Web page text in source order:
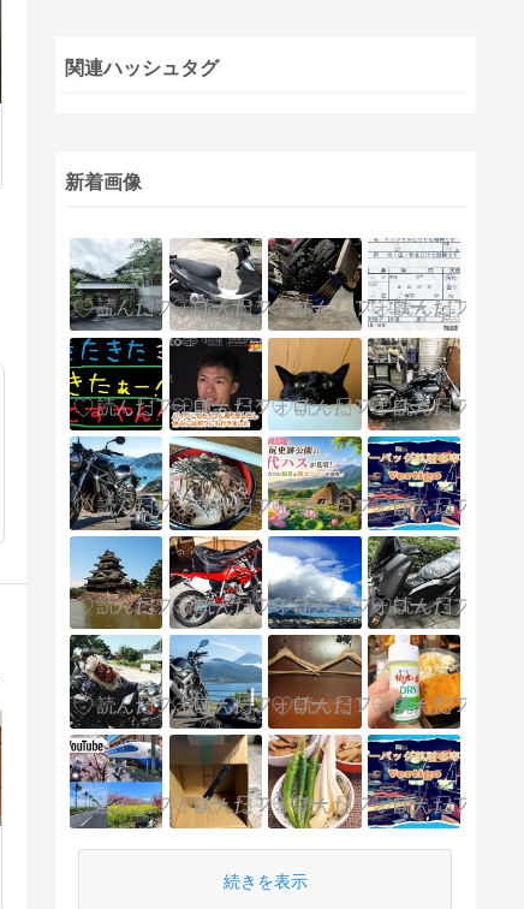
関連ハッシュタグ
新着画像
続きを表示